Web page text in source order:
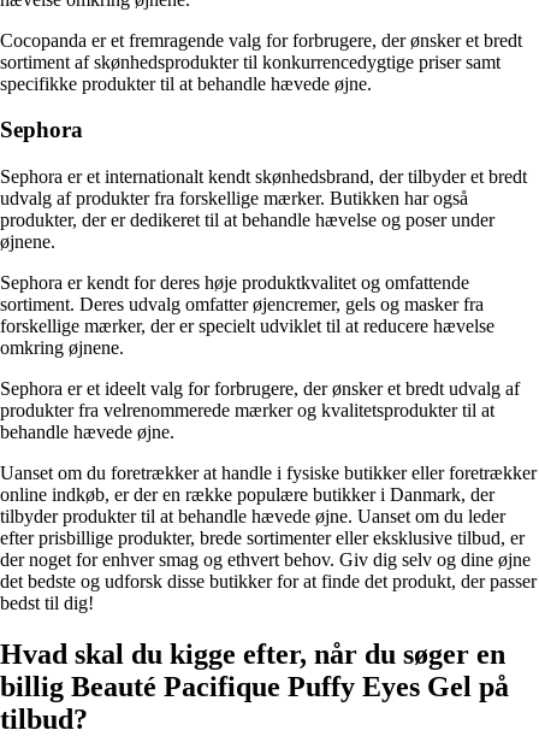
Cocopanda er et fremragende valg for forbrugere, der ønsker et bredt
sortiment af skønhedsprodukter til konkurrencedygtige priser samt
specifikke produkter til at behandle hævede øjne.
Sephora
Sephora er et internationalt kendt skønhedsbrand, der tilbyder et bredt
udvalg af produkter fra forskellige mærker. Butikken har også
produkter, der er dedikeret til at behandle hævelse og poser under
øjnene.
Sephora er kendt for deres høje produktkvalitet og omfattende
sortiment. Deres udvalg omfatter øjencremer, gels og masker fra
forskellige mærker, der er specielt udviklet til at reducere hævelse
omkring øjnene.
Sephora er et ideelt valg for forbrugere, der ønsker et bredt udvalg af
produkter fra velrenommerede mærker og kvalitetsprodukter til at
behandle hævede øjne.
Uanset om du foretrækker at handle i fysiske butikker eller foretrækker
online indkøb, er der en række populære butikker i Danmark, der
tilbyder produkter til at behandle hævede øjne. Uanset om du leder
efter prisbillige produkter, brede sortimenter eller eksklusive tilbud, er
der noget for enhver smag og ethvert behov. Giv dig selv og dine øjne
det bedste og udforsk disse butikker for at finde det produkt, der passer
bedst til dig!
Hvad skal du kigge efter, når du søger en
billig Beauté Pacifique Puffy Eyes Gel på
tilbud?